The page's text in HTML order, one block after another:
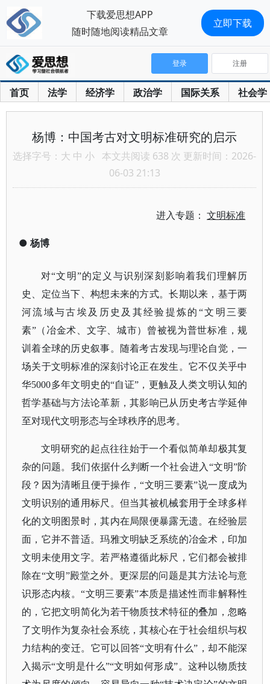
首页 法学 经济学 政治学 国际关系 社会学
登录 注册
杨博：中国考古对文明标准研究的启示
选择字号： 大 中 小 本文共阅读 638 次 更新时间：2026-
06-03 21:13
进入专题：文明标准
● 杨博
对“文明”的定义与识别深刻影响着我们理解历
史、定位当下、构想未来的方式。长期以来，基于两
河流域与古埃及历史及其经验提炼的“文明三要
素”（冶金术、文字、城市）曾被视为普世标准，规
训着全球的历史叙事。随着考古发现与理论自觉，一
场关于文明标准的深刻讨论正在发生。它不仅关乎中
华5000多年文明史的“自证”，更触及人类文明认知的
哲学基础与方法论革新，其影响已从历史考古学延伸
至对现代文明形态与全球秩序的思考。
文明研究的起点往往始于一个看似简单却极其复
杂的问题。我们依据什么判断一个社会进入 “文明”阶
段？因为清晰且便于操作，“文明三要素”说一度成为
文明识别的通用标尺。但当其被机械套用于全球多样
化的文明图景时，其内在局限便暴露无遗。在经验层
面，它并不普适。玛雅文明缺乏系统的冶金术，印加
文明未使用文字。若严格遵循此标尺，它们都会被排
除在“文明”殿堂之外。更深层的问题是其方法论与意
识形态内核。“文明三要素”本质是描述性而非解释性
的，它把文明简化为若干物质技术特征的叠加，忽略
了文明作为复杂社会系统，其核心在于社会组织与权
力结构的变迁。它可以回答“文明有什么”，却不能深
入揭示“文明是什么”“文明如何形成”。这种以物质技
下载爱思想APP
随时随地阅读精品文章
立即下载